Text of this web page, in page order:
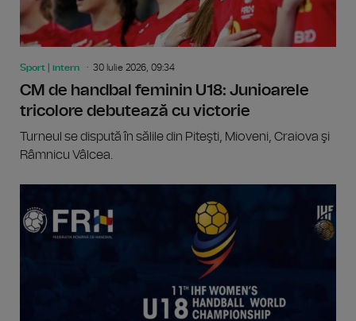
Sport | intern 30 Iulie 2026, 09:34
CM de handbal feminin U18: Junioarele
tricolore debutează cu victorie
Turneul se dispută în sălile din Piteşti, Mioveni, Craiova şi
Râmnicu Vâlcea.